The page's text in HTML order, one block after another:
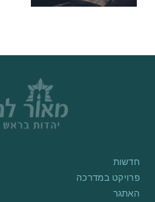
חדשות
פרויקט במדרכה
האתגר